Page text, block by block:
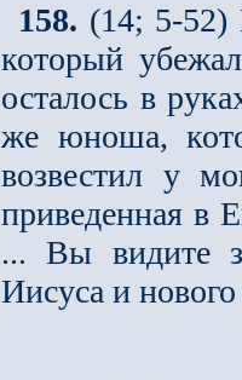
158. (14; 5-52)
который
осталось в
же юноша,
возвестил у
приведенная в
... Вы видите
Иисуса и